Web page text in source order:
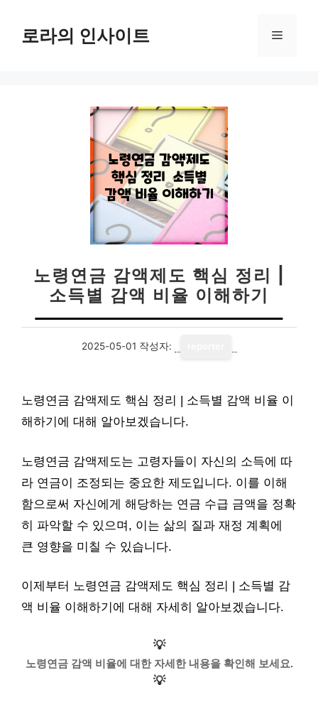
로라의 인사이트 메
노령연금 감액제도 핵심 정리 |
소득별 감액 비율 이해하기
2025-05-01 작성자:
노령연금 감액제도 핵심 정리 | 소득별 감액 비율 이
해하기에 대해 알아보겠습니다.
노령연금 감액제도는 고령자들이 자신의 소득에 따
라 연금이 조정되는 중요한 제도입니다. 이를 이해
함으로써 자신에게 해당하는 연금 수급 금액을 정확
히 파악할 수 있으며, 이는 삶의 질과 재정 계획에
큰 영향을 미칠 수 있습니다.
이제부터 노령연금 감액제도 핵심 정리 | 소득별 감
액 비율 이해하기에 대해 자세히 알아보겠습니다.
💡
노령연금 감액 비율에 대한 자세한 내용을 확인해 보세요.
💡